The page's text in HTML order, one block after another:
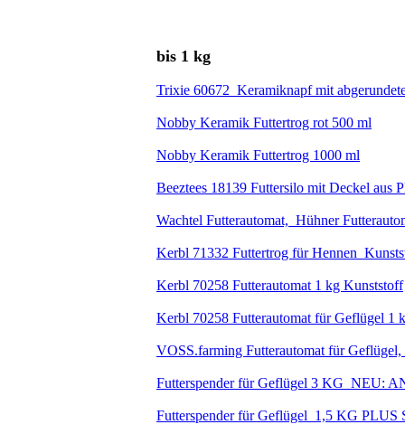
bis 1 kg
Trixie 60672 Keramiknapf mit
Nobby Keramik Futtertrog rot 500 ml
Nobby Keramik Futtertrog 1000 ml
Beeztees 18139 Futtersilo mit Deckel aus
Wachtel Futterautomat, Hühner
Kerbl 71332 Futtertrog für Hennen
Kerbl 70258 Futterautomat 1 kg Kunststoff
Kerbl 70258 Futterautomat für Geflügel 1
VOSS.farming Futterautomat für
Futterspender für Geflügel 3 KG NEU:
Futterspender für Geflügel 1,5 KG